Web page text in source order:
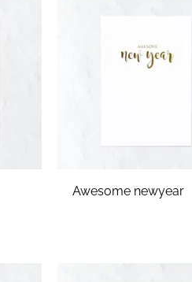
Awesome newyear